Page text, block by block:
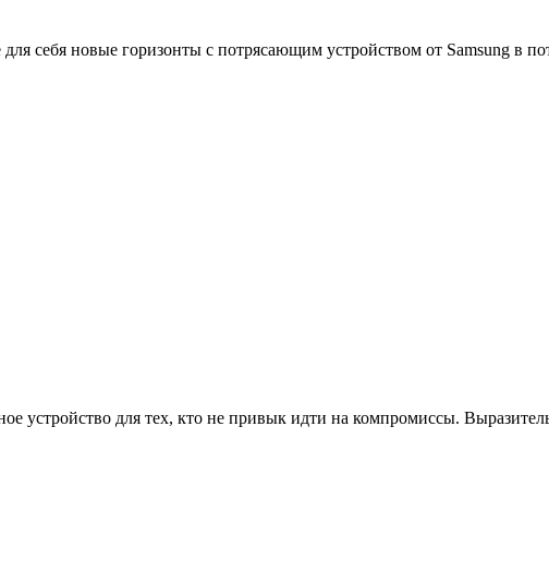
себя новые горизонты с потрясающим устройством от Samsung в
устройство для тех, кто не привык идти на компромиссы.